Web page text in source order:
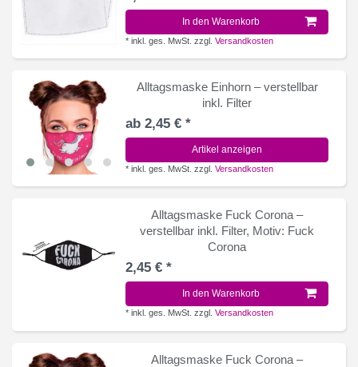
In den Warenkorb
*inkl. ges. MwSt. zzgl.Versandkosten
Alltagsmaske Einhorn – verstellbar
inkl. Filter
ab 2,45 € *
Artikel anzeigen
*inkl. ges. MwSt. zzgl.Versandkosten
Alltagsmaske Fuck Corona –
verstellbar inkl. Filter, Motiv: Fuck
Corona
2,45 € *
In den Warenkorb
*inkl. ges. MwSt. zzgl.Versandkosten
Alltagsmaske Fuck Corona –